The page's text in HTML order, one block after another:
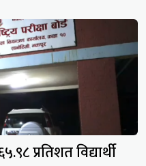
प्रतिशत विद्यार्थी